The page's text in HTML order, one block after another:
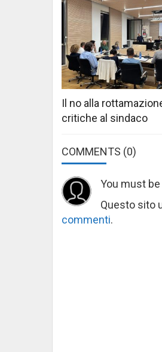
Il no alla
critiche al sindaco
COMMENTS (0)
You must be
Questo sito
commenti.